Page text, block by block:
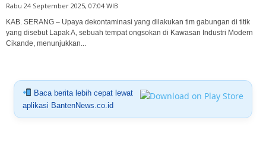
Rabu 24 September 2025, 07:04 WIB
KAB. SERANG – Upaya dekontaminasi yang dilakukan tim gabungan di titik
yang disebut Lapak A, sebuah tempat ongsokan di Kawasan Industri Modern
Cikande, menunjukkan...
Baca berita lebih cepat lewat
aplikasi BantenNews.co.id